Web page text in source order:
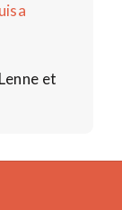
et